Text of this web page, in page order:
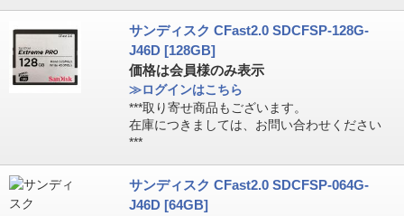
サンディスク CFast2.0 SDCFSP-128G-
J46D [128GB]
価格は会員様のみ表示
≫ログインはこちら
***取り寄せ商品もございます。
在庫につきましては、お問い合わせください
***
サンディスク CFast2.0 SDCFSP-064G-
J46D [64GB]